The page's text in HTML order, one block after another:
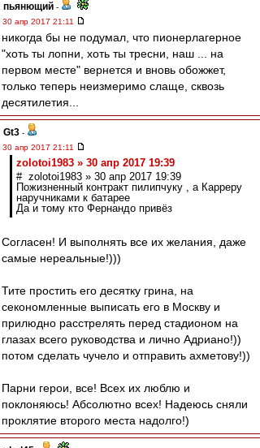
пьянющий -
30 апр 2017 21:11
никогда бы не подумал, что пионерлагерное
"хоть ты лопни, хоть ты тресни, наш ... на
первом месте" вернется и вновь обожжет,
только теперь неизмеримо слаще, сквозь
десятилетия...
Gt3 -
30 апр 2017 21:11
zolotoi1983 » 30 апр 2017 19:39
# zolotoi1983 » 30 апр 2017 19:39
Пожизненный контракт пилипчуку , а Карреру
наручниками к батарее
Да и тому кто Фернандо привёз
Согласен! И выполнять все их желания, даже
самые нереальные!)))
Тите простить его десятку грина, на
секономленные выписать его в Москву и
прилюдно расстрелять перед стадионом на
глазах всего руководства и лично Адриано!))
потом сделать чучело и отправить ахметову!))
Парни герои, все! Всех их люблю и
поклоняюсь! Абсолютно всех! Надеюсь сняли
проклятие второго места надолго!)